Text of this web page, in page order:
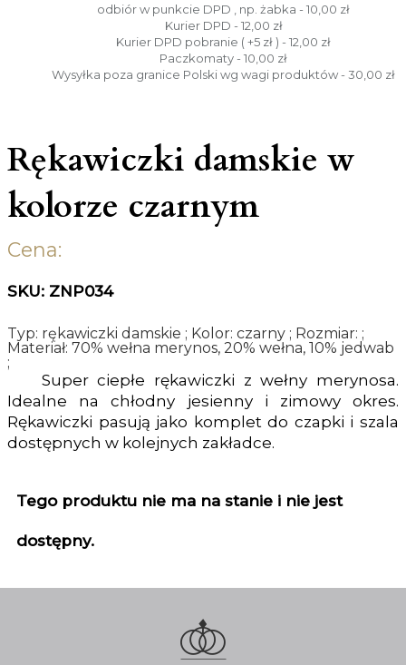
odbiór w punkcie DPD , np. żabka - 10,00 zł
Kurier DPD - 12,00 zł
Kurier DPD pobranie ( +5 zł ) - 12,00 zł
Paczkomaty - 10,00 zł
Wysyłka poza granice Polski wg wagi produktów - 30,00 zł
Rękawiczki damskie w
kolorze czarnym
Cena:
SKU: ZNP034
Typ: rękawiczki damskie ; Kolor: czarny ; Rozmiar: ;
Materiał: 70% wełna merynos, 20% wełna, 10% jedwab
;
Super ciepłe rękawiczki z wełny merynosa.
Idealne na chłodny jesienny i zimowy okres.
Rękawiczki pasują jako komplet do czapki i szala
dostępnych w kolejnych zakładce.
Tego produktu nie ma na stanie i nie jest
dostępny.